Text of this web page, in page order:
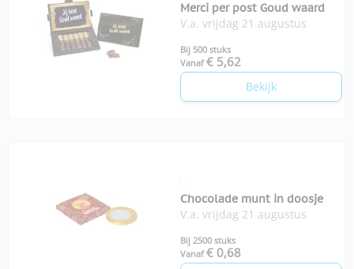
Merci per post Goud waard
V.a. vrijdag 21 augustus
Bij 500 stuks
Vanaf € 5,62
Bekijk
Chocolade munt in doosje
V.a. vrijdag 21 augustus
Bij 2500 stuks
Vanaf € 0,68